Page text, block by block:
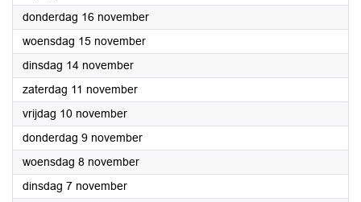
donderdag 16 november2023
woensdag 15 november2023
dinsdag 14 november2023
zaterdag 11 november2023
vrijdag 10 november2023
donderdag 9 november2023
woensdag 8 november2023
dinsdag 7 november2023